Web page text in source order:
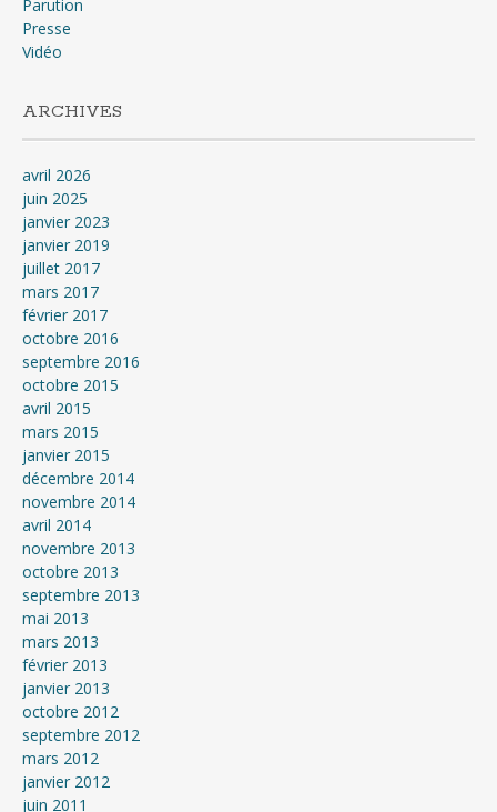
Parution
Presse
Vidéo
ARCHIVES
avril 2026
juin 2025
janvier 2023
janvier 2019
juillet 2017
mars 2017
février 2017
octobre 2016
septembre 2016
octobre 2015
avril 2015
mars 2015
janvier 2015
décembre 2014
novembre 2014
avril 2014
novembre 2013
octobre 2013
septembre 2013
mai 2013
mars 2013
février 2013
janvier 2013
octobre 2012
septembre 2012
mars 2012
janvier 2012
juin 2011